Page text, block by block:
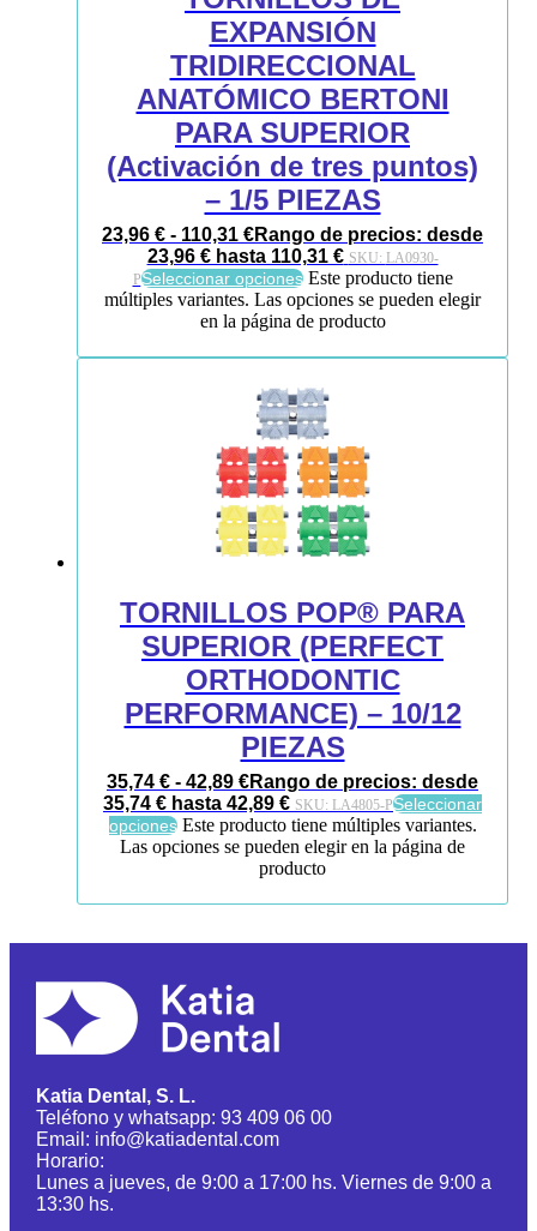
EXPANSIÓN
TRIDIRECCIONAL
ANATÓMICO BERTONI
PARA SUPERIOR
(Activación de tres puntos)
– 1/5 PIEZAS
23,96 € - 110,31 €Rango de precios: desde
23,96 € hasta 110,31 € SKU: LA0930-
PSeleccionar opciones Este producto tiene
múltiples variantes. Las opciones se pueden elegir
en la página de producto
TORNILLOS POP® PARA
SUPERIOR (PERFECT
ORTHODONTIC
PERFORMANCE) – 10/12
PIEZAS
35,74 € - 42,89 €Rango de precios: desde
35,74 € hasta 42,89 € SKU: LA4805-PSeleccionar
opciones Este producto tiene múltiples variantes.
Las opciones se pueden elegir en la página de
producto
Katia Dental, S. L.
Teléfono y whatsapp: 93 409 06 00
Email: info@katiadental.com
Horario:
Lunes a jueves, de 9:00 a 17:00 hs. Viernes de 9:00 a
13:30 hs.